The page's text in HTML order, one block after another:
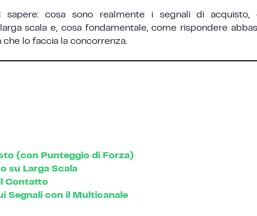
cosa sono realmente i segnali di acquisto,
scala e, cosa fondamentale, come rispondere
lo faccia la concorrenza.
(con Punteggio di Forza)
su Larga Scala
Contatto
Segnali con il Multicanale